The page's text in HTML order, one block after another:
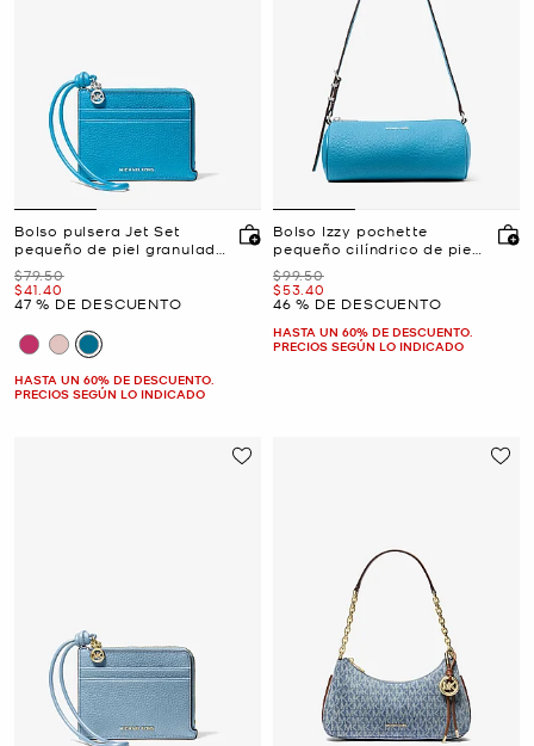
Bolso pulsera Jet Set
pequeño de piel granulada
con tarjetero
Era
$79.50
Ahora
$41.40
47 % DE DESCUENTO
HASTA UN 60% DE DESCUENTO.
PRECIOS SEGÚN LO INDICADO
Bolso Izzy pochette
pequeño cilíndrico de piel
granulada
Era
$99.50
Ahora
$53.40
46 % DE DESCUENTO
HASTA UN 60% DE DESCUENTO.
PRECIOS SEGÚN LO INDICADO